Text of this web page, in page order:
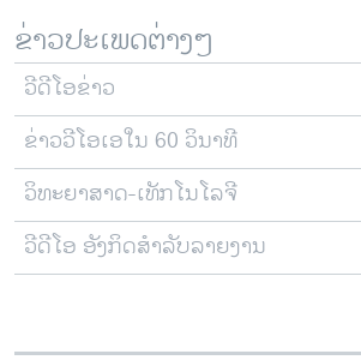
ລາຍການກະຈາຍສຽງ
ລາຍງານ
ຕິດຕາມພວກເຮົາ ທີ່
ພາສາຕ່າງໆ
ຂ່າວປະເພດຕ່າງໆ
ວີດີໂອຂ່າວ
ຂ່າວວີໂອເອໃນ 60 ວິນາທີ
ວິທະຍາສາດ-ເທັກໂນໂລຈີ
ວີດີໂອ ອັງກິດສຳລັບລາຍງານ